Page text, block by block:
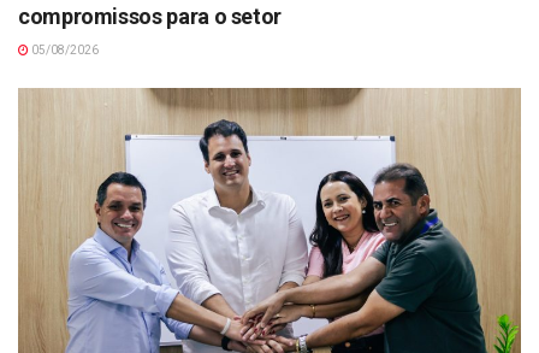
compromissos para o setor
05/08/2026